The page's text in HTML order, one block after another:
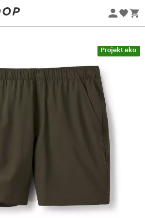
🔥 -5% DODATKOWO przy zakupie 2
Projekt eko
gdy słońce delikatnie